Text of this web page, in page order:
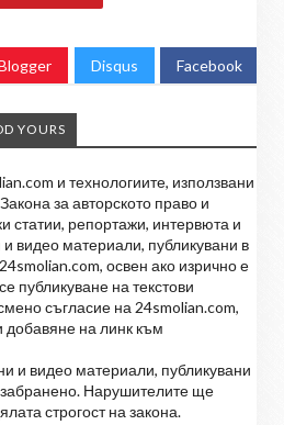
Disqus Facebook
YOURS
и технологиите, използвани
за авторското право и
статии, репортажи, интервюта и
и видео материали, публикувани в
освен ако изрично е
публикуване на текстови
съгласие на 24smolian.com,
добавяне на линк към
и видео материали, публикувани
забранено. Нарушителите ще
строгост на закона.